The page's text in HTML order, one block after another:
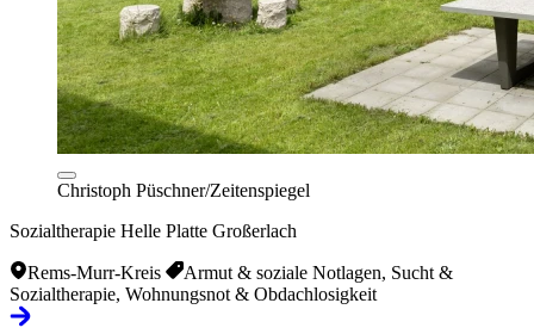
Christoph Püschner/Zeitenspiegel
Sozialtherapie Helle Platte Großerlach
Rems-Murr-Kreis
Armut & soziale Notlagen, Sucht &
Sozialtherapie, Wohnungsnot & Obdachlosigkeit